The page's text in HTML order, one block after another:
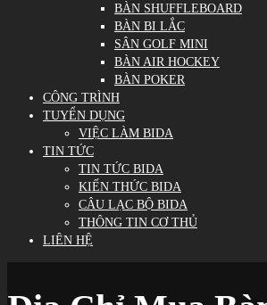
BÀN SHUFFLEBOARD
BÀN BI LẮC
SÂN GOLF MINI
BÀN AIR HOCKEY
BÀN POKER
CÔNG TRÌNH
TUYỂN DỤNG
VIỆC LÀM BIDA
TIN TỨC
TIN TỨC BIDA
KIẾN THỨC BIDA
CÂU LẠC BỘ BIDA
THÔNG TIN CƠ THỦ
LIÊN HỆ